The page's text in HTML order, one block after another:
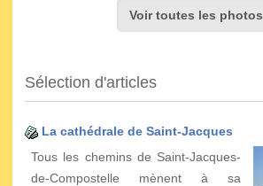
Voir toutes les photos
Sélection d'articles
La cathédrale de Saint-Jacques
Tous les chemins de Saint-Jacques-
de-Compostelle mènent à sa